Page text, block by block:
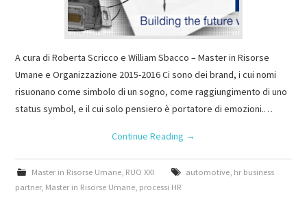
A cura di Roberta Scricco e William Sbacco – Master in Risorse
Umane e Organizzazione 2015-2016 Ci sono dei brand, i cui nomi
risuonano come simbolo di un sogno, come raggiungimento di uno
status symbol, e il cui solo pensiero è portatore di emozioni.…
Continue Reading →
Master in Risorse Umane, RUO XXI automotive, hr business
partner, Master in Risorse Umane processi HR